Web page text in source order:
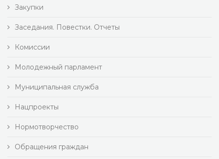
Закупки
Заседания. Повестки. Отчеты
Комиссии
Молодежный парламент
Муниципальная служба
Нацпроекты
Нормотворчество
Обращения граждан